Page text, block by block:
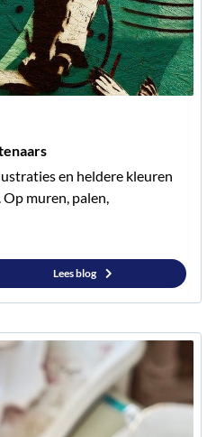
en heldere kleuren
muren, palen,
Lees blog